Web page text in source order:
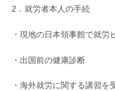
2．就労者本人の手続
・現地の日本領事館で就労
・出国前の健康診断
・海外就労に関する講習を